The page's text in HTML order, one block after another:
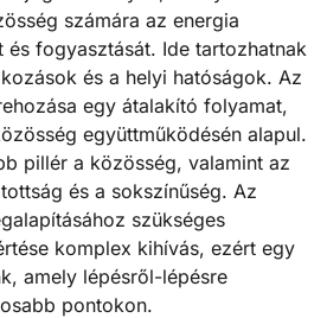
számára az energia
és fogyasztását. Ide tartozhatnak
és a helyi hatóságok. Az
egy átalakító folyamat,
együttműködésén alapul.
pillér a közösség, valamint az
és a sokszínűség. Az
szükséges
komplex kihívás, ezért egy
amely lépésről-lépésre
pontokon.